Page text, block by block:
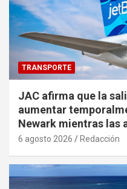
TRANSPORTE
JAC afirma que la
aumentar
Newark mientras las
6 agosto 2026 Redacción